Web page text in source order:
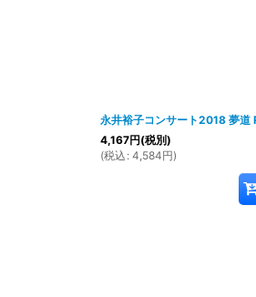
永井裕子コンサート2018 夢
4,167円(税別)
(税込 : 4,584円)